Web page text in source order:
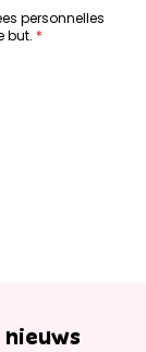
personnelles
but.